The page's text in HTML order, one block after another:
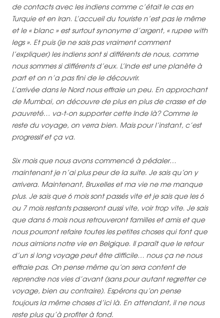
de contacts avec les indiens comme c’était le cas en
Turquie et en Iran. L’accueil du touriste n’est pas le même
et le « blanc » est surtout synonyme d’argent, « rupee with
legs ». Et puis (je ne sais pas vraiment comment
l’expliquer) les indiens sont si différents de nous, comme
nous sommes si différents d’eux. L’Inde est une planète à
part et on n’a pas fini de le découvrir.
L’arrivée dans le Nord nous effraie un peu. En approchant
de Mumbai, on découvre de plus en plus de crasse et de
pauvreté… va-t-on supporter cette Inde là? Comme le
reste du voyage, on verra bien. Mais pour l’instant, c’est
progressif et ça va.
Six mois que nous avons commencé à pédaler…
maintenant je n’ai plus peur de la suite. Je sais qu’on y
arrivera. Maintenant, Bruxelles et ma vie ne me manque
plus. Je sais que 6 mois sont passés vite et je sais que les 6
ou 7 mois restants passeront aussi vite, voir trop vite. Je sais
que dans 6 mois nous retrouveront familles et amis et que
nous pourront refaire toutes les petites choses qui font que
nous aimions notre vie en Belgique. Il paraît que le retour
d’un si long voyage peut être difficile… nous ça ne nous
effraie pas. On pense même qu’on sera content de
reprendre nos vies d’avant (sans pour autant regretter ce
voyage, bien au contraire). Espérons qu’on pense
toujours la même choses d’ici là. En attendant, il ne nous
reste plus qu’à profiter à fond.